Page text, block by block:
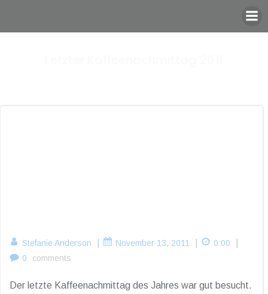
springen
Stefanie Anderson November 13, 2011 0:00
0 comments
Der letzte Kaffeenachmittag des Jahres war gut besucht.